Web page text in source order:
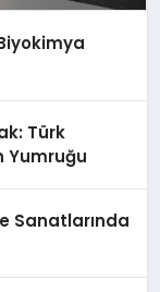
Türk
Yumruğu
Sanatlarında